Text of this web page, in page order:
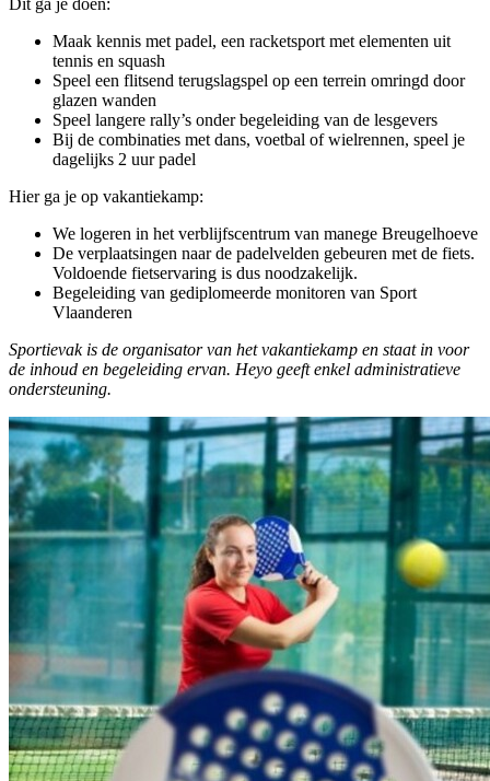
Maak kennis met padel, een racketsport met elementen uit
tennis en squash
Speel een flitsend terugslagspel op een terrein omringd door
glazen wanden
Speel langere rally’s onder begeleiding van de lesgevers
Bij de combinaties met dans, voetbal of wielrennen, speel je
dagelijks 2 uur padel
Hier ga je op vakantiekamp:
We logeren in het verblijfscentrum van manege Breugelhoeve
De verplaatsingen naar de padelvelden gebeuren met de fiets.
Voldoende fietservaring is dus noodzakelijk.
Begeleiding van gediplomeerde monitoren van Sport
Vlaanderen
Sportievak is de organisator van het vakantiekamp en staat in voor
de inhoud en begeleiding ervan. Heyo geeft enkel administratieve
ondersteuning.